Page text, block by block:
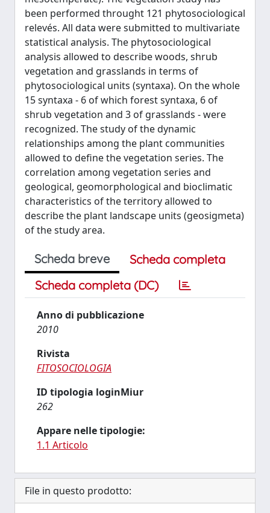
been performed throught 121 phytosociological
relevés. All data were submitted to multivariate
statistical analysis. The phytosociological
analysis allowed to describe woods, shrub
vegetation and grasslands in terms of
phytosociological units (syntaxa). On the whole
15 syntaxa - 6 of which forest syntaxa, 6 of
shrub vegetation and 3 of grasslands - were
recognized. The study of the dynamic
relationships among the plant communities
allowed to define the vegetation series. The
correlation among vegetation series and
geological, geomorphological and bioclimatic
characteristics of the territory allowed to
describe the plant landscape units (geosigmeta)
of the study area.
Scheda breve
Scheda completa
Scheda completa (DC)
Anno di pubblicazione
2010
Rivista
FITOSOCIOLOGIA
ID tipologia loginMiur
262
Appare nelle tipologie:
1.1 Articolo
File in questo prodotto: